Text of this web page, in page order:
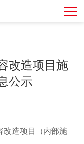
改造项目施
公示
改造项目（内部施